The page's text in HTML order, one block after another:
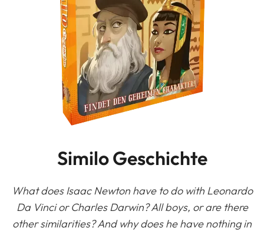
Similo Geschichte
What does Isaac Newton have to do with Leonardo
Da Vinci or Charles Darwin? All boys, or are there
other similarities? And why does he have nothing in